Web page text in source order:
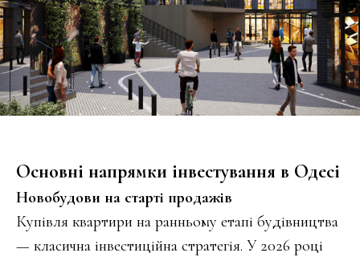
Основні напрямки інвестування в Одесі
Новобудови на старті продажів
Купівля квартири на ранньому етапі будівництва
— класична інвестиційна стратегія. У 2026 році